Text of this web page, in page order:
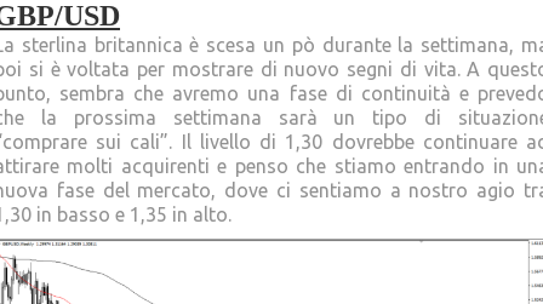
USD
sterlina britannica è scesa un pò durante la settimana,
si è voltata per mostrare di nuovo segni di vita. A
sembra che avremo una fase di continuità e
la prossima settimana sarà un tipo di
sui cali”. Il livello di 1,30 dovrebbe continuare
molti acquirenti e penso che stiamo entrando in
fase del mercato, dove ci sentiamo a nostro agio
in basso e 1,35 in alto.